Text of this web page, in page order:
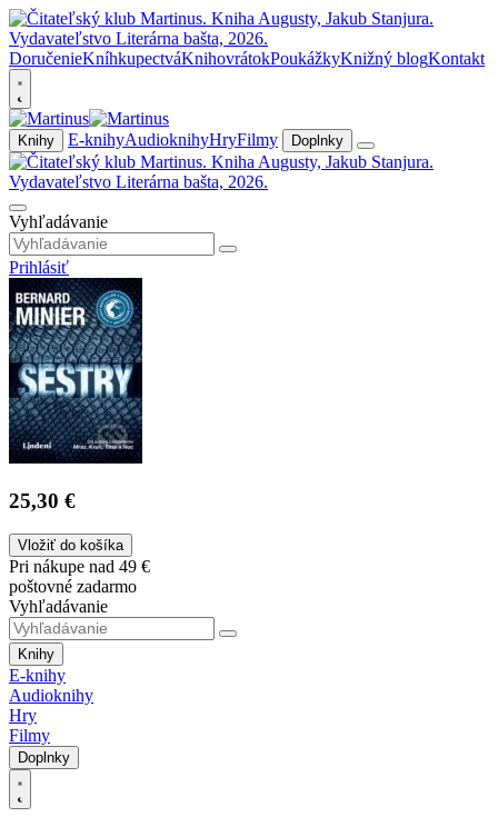
DoručenieKníhkupectváKnihovrátokPoukážkyKnižný blogKontakt
Knihy E-knihyAudioknihyHryFilmy Doplnky
Vyhľadávanie
Prihlásiť
25,30 €
Vložiť do košíka
Pri nákupe nad 49 €
poštovné zadarmo
Vyhľadávanie
Knihy
E-knihy
Audioknihy
Hry
Filmy
Doplnky